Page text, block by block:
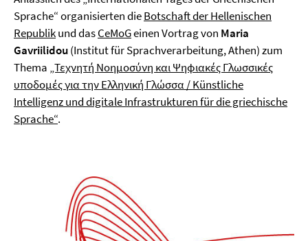
Sprache“ organisierten dieBotschaft der Hellenischen
Republikund dasCeMoGeinen Vortrag von Maria
Gavriilidou(Institut für Sprachverarbeitung, Athen) zum
Thema „Τεχνητή Νοημοσύνη και Ψηφιακές Γλωσσικές
υποδομές για την Ελληνική Γλώσσα / Künstliche
Intelligenz und digitale Infrastrukturen für die griechische
Sprache“.